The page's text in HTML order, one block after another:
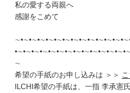
私の愛する両親へ
感謝をこめて
∼
希望の手紙のお申し込みは ＞＞
ILCHI希望の手紙は、一指 李承憲